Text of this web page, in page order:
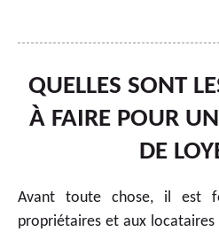
QUELLES SONT
À FAIRE POUR
DE
Avant toute chose, il est
propriétaires et aux